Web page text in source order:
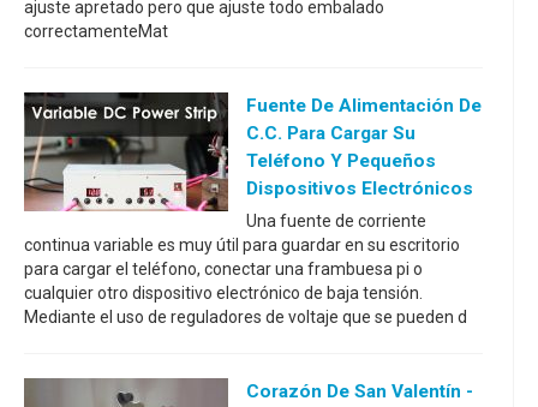
ajuste apretado pero que ajuste todo embalado
correctamenteMat
Fuente De Alimentación De
C.C. Para Cargar Su
Teléfono Y Pequeños
Dispositivos Electrónicos
Una fuente de corriente
continua variable es muy útil para guardar en su escritorio
para cargar el teléfono, conectar una frambuesa pi o
cualquier otro dispositivo electrónico de baja tensión.
Mediante el uso de reguladores de voltaje que se pueden d
Corazón De San Valentín -